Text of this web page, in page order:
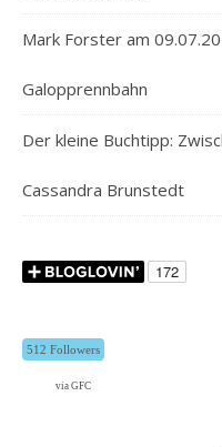
Mark Forster am
Galopprennbahn
Der kleine Buchtipp:
Cassandra Brunstedt
512 Followers
via GFC